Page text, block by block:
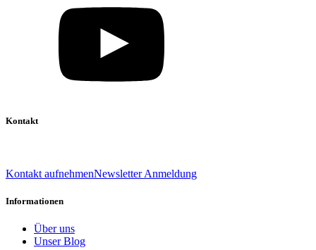
Kontakt
Kontakt aufnehmenNewsletter Anmeldung
Informationen
Über uns
Unser Blog